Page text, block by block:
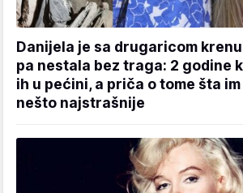
Danijela je sa drugaricom
pa nestala bez traga: 2 godine
ih u pećini, a priča o tome šta
nešto najstrašnije